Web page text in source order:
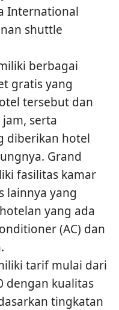
International
shuttle
berbagai
gratis yang
tersebut dan
serta
diberikan hotel
Grand
fasilitas kamar
lainnya yang
yang ada
(AC) dan
tarif mulai dari
dengan kualitas
tingkatan